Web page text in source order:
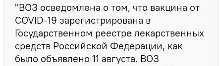
"ВОЗ осведомлена о том, что вакцина от
COVID-19 зарегистрирована в
Государственном реестре лекарственных
средств Российской Федерации, как
было объявлено 11 августа. ВОЗ